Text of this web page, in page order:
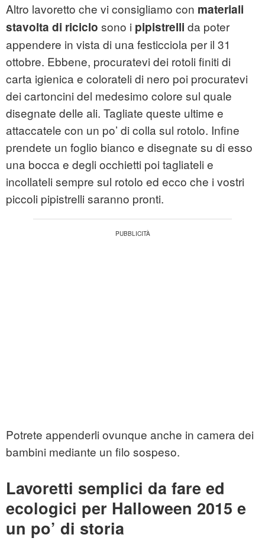
Altro lavoretto che vi consigliamo con materiali
stavolta di riciclo sono i pipistrelli da poter
appendere in vista di una festicciola per il 31
ottobre. Ebbene, procuratevi dei rotoli finiti di
carta igienica e colorateli di nero poi procuratevi
dei cartoncini del medesimo colore sul quale
disegnate delle ali. Tagliate queste ultime e
attaccatele con un po’ di colla sul rotolo. Infine
prendete un foglio bianco e disegnate su di esso
una bocca e degli occhietti poi tagliateli e
incollateli sempre sul rotolo ed ecco che i vostri
piccoli pipistrelli saranno pronti.
Potrete appenderli ovunque anche in camera dei
bambini mediante un filo sospeso.
Lavoretti semplici da fare ed
ecologici per Halloween 2015 e
un po’ di storia